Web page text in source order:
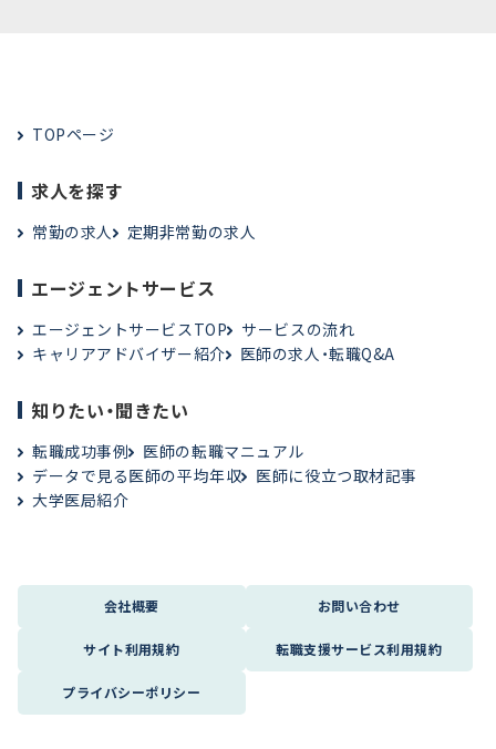
TOPページ
求人を探す
常勤の求人 定期非常勤の求人
エージェントサービス
エージェントサービスTOP
サービスの流れ
キャリアアドバイザー紹介
医師の求人・転職Q&A
知りたい・聞きたい
転職成功事例
医師の転職マニュアル
データで見る医師の平均年収
医師に役立つ取材記事
大学医局紹介
会社概要 お問い合わせ
サイト利用規約 転職支援サービス利用規約
プライバシーポリシー